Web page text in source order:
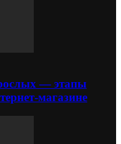
— этапы
магазине